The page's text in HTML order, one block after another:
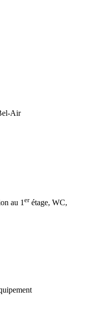
Air
au 1 erétage, WC,